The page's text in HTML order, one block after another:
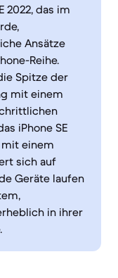
2022, das im
Ansätze
Reihe.
Spitze der
mit einem
iPhone SE
mit einem
sich auf
Geräte laufen
in ihrer